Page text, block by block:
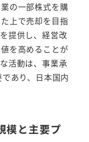
の一部株式を購
上で売却を目指
提供し、経営改
を高めることが
活動は、事業承
あり、日本国内
模と主要プ